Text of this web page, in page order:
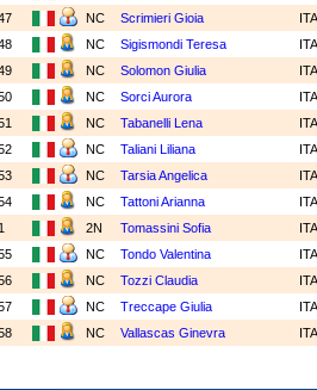
NC Scrimieri Gioia
NC Sigismondi Teresa
NC Solomon Giulia
NC Sorci Aurora
NC Tabanelli Lena
NC Taliani Liliana
NC Tarsia Angelica
NC Tattoni Arianna
1
2N Tomassini Sofia
NC Tondo Valentina
NC Tozzi Claudia
NC Treccape Giulia
NC Vallascas Ginevra